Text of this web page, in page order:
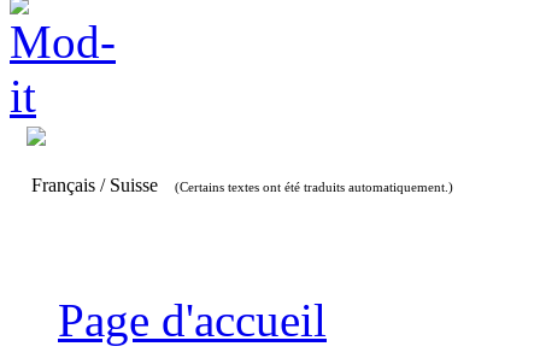
Français / Suisse (Certains textes ont été traduits automatiquement.)
Page d'accueil